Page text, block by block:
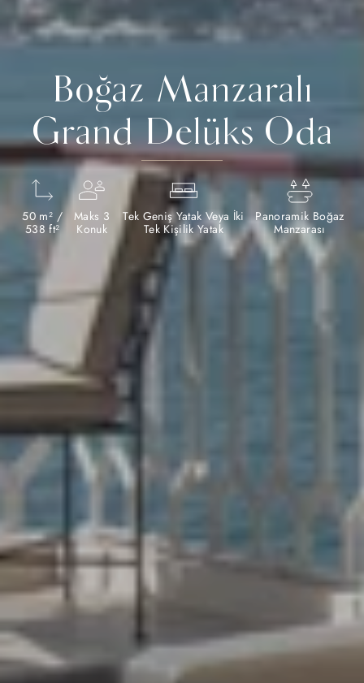
Boğaz Manzaralı
Grand Delüks Oda
50 m² /
538 ft²
Maks 3
Konuk
Tek Geniş Yatak Veya İki
Tek Kişilik Yatak
Panoramik Boğaz
Manzarası